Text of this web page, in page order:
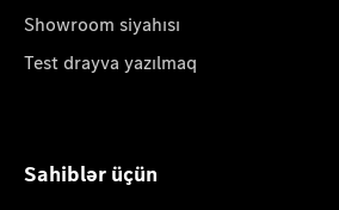
Showroom siyahısı
Test drayva yazılmaq
Sahiblər üçün